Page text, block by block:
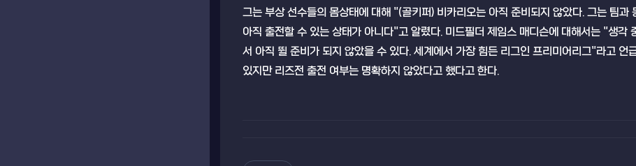
그는 부상 선수들의 몸상태에 대해 "(골키퍼) 비카리오는 아직 준비되지 않았다. 그는 팀
아직 출전할 수 있는 상태가 아니다"고 알렸다. 미드필더 제임스 매디슨에 대해서는 "생각
서 아직 뛸 준비가 되지 않았을 수 있다. 세계에서 가장 힘든 리그인 프리미어리그"라고
있지만 리즈전 출전 여부는 명확하지 않았다고 했다고 한다.